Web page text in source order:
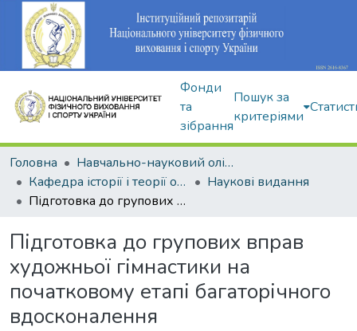
Фонди
та
зібрання
Пошук за
критеріями
Головна
Навчально-науковий олімпійський інститут
Кафедра історії і теорії олімпійського спорту
Наукові видання
Підготовка до групових вправ художньої гімнастики на початковому етапі багаторічного вдосконалення
Підготовка до групових вправ
художньої гімнастики на
початковому етапі багаторічного
вдосконалення